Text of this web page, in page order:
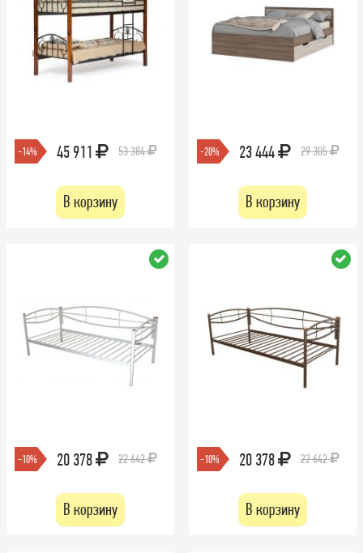
-14% 45 911 53 384
В корзину
-20% 23 444 29 305
В корзину
-10% 20 378 22 642
В корзину
-10% 20 378 22 642
В корзину